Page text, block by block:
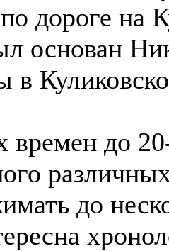
дороге на
основан
в
времен до
до